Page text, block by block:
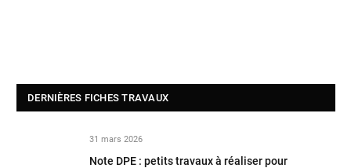
DERNIÈRES FICHES TRAVAUX
31 mars 2026
Note DPE : petits travaux à réaliser pour